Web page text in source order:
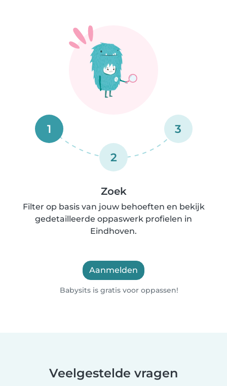
1
2
3
Zoek
Filter op basis van jouw behoeften en bekijk
gedetailleerde oppaswerk profielen in
Eindhoven.
Aanmelden
Babysits is gratis voor oppassen!
Veelgestelde vragen